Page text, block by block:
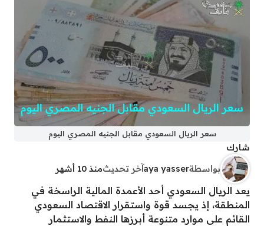
سعر الريال السعودي مقابل الجنيه المصري اليوم
شارك
بواسطةaya yasserآخر تحديثمنذ 10 أشهر
يعد الريال السعودي أحد الأعمدة المالية الراسخة في
المنطقة، إذ يجسد قوة واستقرار الاقتصاد السعودي
القائم على موارد متنوعة أبرزها النفط والاستثمار